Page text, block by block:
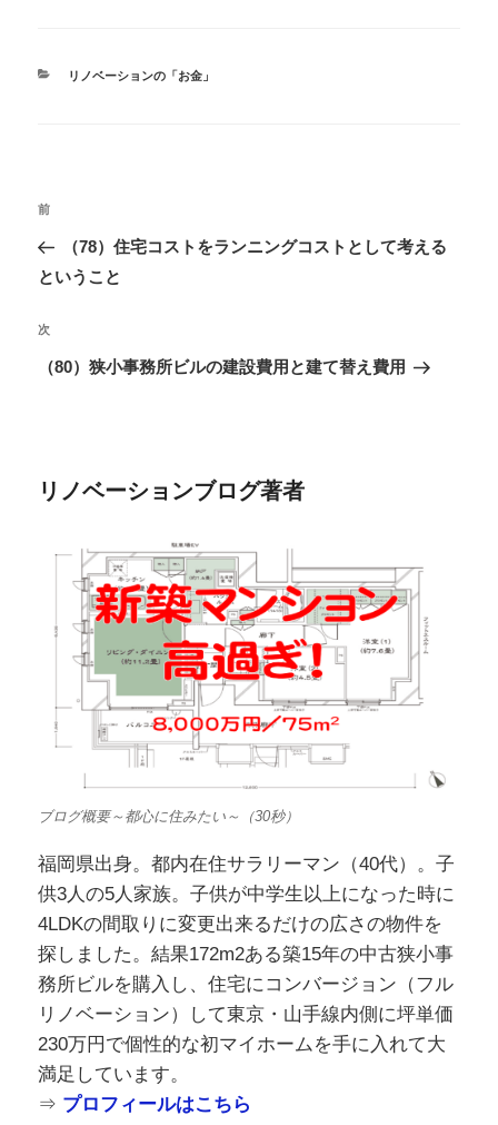
カ
リノベーションの「お金」
ナ
ビ
ゲ
シ
過
去
の
稿
前
（78）住宅コストをランニングコストとして考える
ということ
次
の
次
（80）狭小事務所ビルの建設費用と建て替え費用
リノベーションブログ著者
ブログ概要～都心に住みたい～（30秒）
福岡県出身。都内在住サラリーマン（40代）。子
供3人の5人家族。子供が中学生以上になった時に
4LDKの間取りに変更出来るだけの広さの物件を
探しました。結果172m2ある築15年の中古狭小事
務所ビルを購入し、住宅にコンバージョン（フル
リノベーション）して東京・山手線内側に坪単価
230万円で個性的な初マイホームを手に入れて大
満足しています。
⇒ プロフィールはこちら